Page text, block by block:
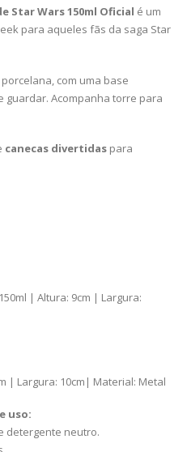
Star Wars 150ml Oficial é um
para aqueles fãs da saga Star
com uma base
guardar. Acompanha torre para
canecas divertidas para
| Altura: 9cm | Largura:
| Largura: 10cm| Material: Metal
uso:
detergente neutro.